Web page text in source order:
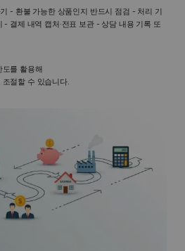
- 환불 가능한 상품인지 반드시 점검 - 처리 기
- 결제 내역 캡처·전표 보관 - 상담 내용 기록 또
를 활용해
절할 수 있습니다.